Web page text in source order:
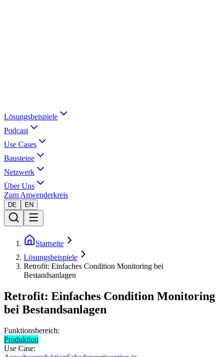
Lösungsbeispiele
Podcast
Use Cases
Bausteine
Netzwerk
Über Uns
Zum Anwenderkreis
DE EN
Startseite
Lösungsbeispiele
Retrofit: Einfaches Condition Monitoring bei
Bestandsanlagen
Retrofit: Einfaches Condition Monitoring
bei Bestandsanlagen
Funktionsbereich:
Produktion
Use Case: